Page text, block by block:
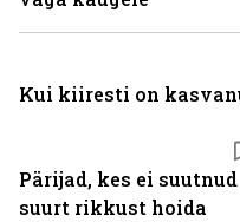
Pärijad, kes ei suutnud
suurt rikkust hoida
Kui kiiresti on